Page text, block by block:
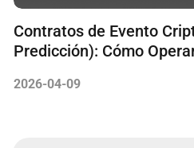
Contratos de Evento
Predicción): Cómo
2026-04-09